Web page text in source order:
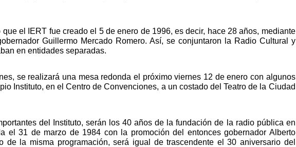
el IERT fue creado el 5 de enero de 1996, es decir, hace 28 años, mediante
Guillermo Mercado Romero. Así, se conjuntaron la Radio Cultural y
en entidades separadas.
se realizará una mesa redonda el próximo viernes 12 de enero con algunos
Instituto, en el Centro de Convenciones, a un costado del Teatro de la Ciudad
del Instituto, serán los 40 años de la fundación de la radio pública en
el 31 de marzo de 1984 con la promoción del entonces gobernador Alberto
de la misma programación, será igual de trascendente el 30 aniversario del